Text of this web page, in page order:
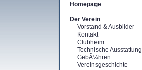
Homepage
Der Verein
Vorstand & Ausbilder
Kontakt
Clubheim
Technische Ausstattung
GebÃ¼hren
Vereinsgeschichte